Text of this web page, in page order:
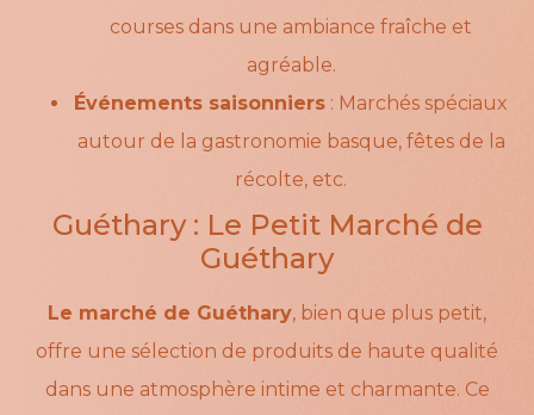
courses dans une ambiance fraîche et
agréable.
Événements saisonniers : Marchés spéciaux
autour de la gastronomie basque, fêtes de la
récolte, etc.
Guéthary : Le Petit Marché de
Guéthary
Le marché de Guéthary, bien que plus petit,
offre une sélection de produits de haute qualité
dans une atmosphère intime et charmante. Ce